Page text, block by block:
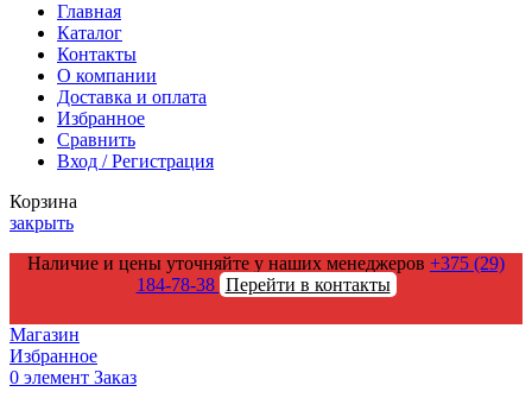
Главная
Каталог
Контакты
О компании
Доставка и оплата
Избранное
Сравнить
Вход / Регистрация
Корзина
закрыть
Наличие и цены уточняйте у наших менеджеров +375 (29)
184-78-38 Перейти в контакты
Магазин
Избранное
0 элемент Заказ